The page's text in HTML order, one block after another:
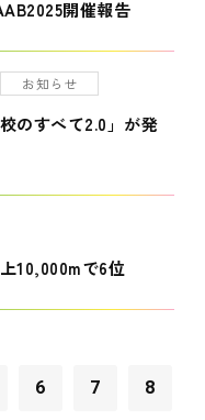
開催報告
お知らせ
のすべて2.0」が発
10,000mで6位
6 7 8